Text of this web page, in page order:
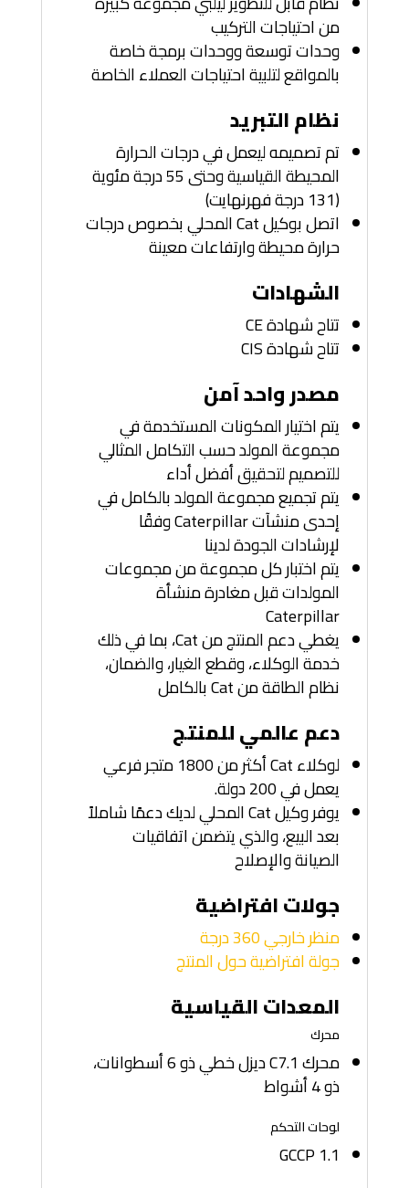
من احتياجات التركيب
وحدات توسعة ووحدات برمجة خاصة
بالمواقع لتلبية احتياجات العملاء الخاصة
نظام التبريد
تم تصميمه ليعمل في درجات الحرارة
المحيطة القياسية وحتى 55 درجة مئوية
(131 درجة فهرنهايت)
اتصل بوكيل Cat المحلي بخصوص درجات
حرارة محيطة وارتفاعات معينة
الشهادات
تتاح شهادة CE
تتاح شهادة CIS
مصدر واحد آمن
يتم اختيار المكونات المستخدمة في
مجموعة المولد حسب التكامل المثالي
للتصميم لتحقيق أفضل أداء
يتم تجميع مجموعة المولد بالكامل في
إحدى منشآت Caterpillar وفقًا
لإرشادات الجودة لدينا
يتم اختبار كل مجموعة من مجموعات
المولدات قبل مغادرة منشأة
Caterpillar
يغطي دعم المنتج من Cat، بما في ذلك
خدمة الوكلاء، وقطع الغيار، والضمان،
نظام الطاقة من Cat بالكامل
دعم عالمي للمنتج
لوكلاء Cat أكثر من 1800 متجر فرعي
يعمل في 200 دولة.
يوفر وكيل Cat المحلي لديك دعمًا شاملاً
بعد البيع، والذي يتضمن اتفاقيات
الصيانة والإصلاح
جولات افتراضية
منظر خارجي 360 درجة
جولة افتراضية حول المنتج
المعدات القياسية
محرك
محرك C7.1 ديزل خطي ذو 6 أسطوانات،
ذو 4 أشواط
لوحات التحكم
GCCP 1.1